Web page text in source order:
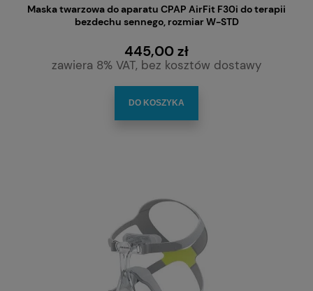
Maska twarzowa do aparatu CPAP AirFit F30i do terapii
bezdechu sennego, rozmiar W-STD
445,00 zł
zawiera 8% VAT, bez kosztów dostawy
DO KOSZYKA